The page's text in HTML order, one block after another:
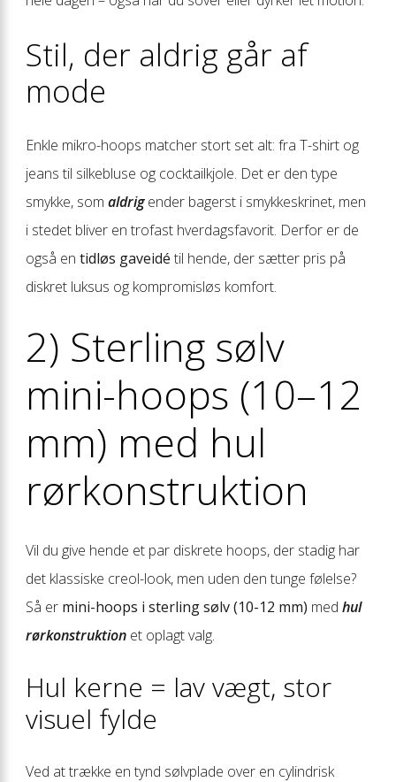
Stil, der aldrig går af
mode
Enkle mikro-hoops matcher stort set alt: fra T-shirt og
jeans til silke­bluse og cocktail­kjole. Det er den type
smykke, som aldrigender bagerst i smykkeskrinet, men
i stedet bliver en trofast hverdags­favorit. Derfor er de
også en tidløs gaveidé til hende, der sætter pris på
diskret luksus og kompromisløs komfort.
2) Sterling sølv
mini-hoops (10–12
mm) med hul
rørkonstruktion
Vil du give hende et par diskrete hoops, der stadig har
det klassiske creol-look, men uden den tunge følelse?
Så er mini-hoops i sterling sølv (10-12 mm) med hul
rørkonstruktion et oplagt valg.
Hul kerne = lav vægt, stor
visuel fylde
Ved at trække en tynd sølvplade over en cylindrisk